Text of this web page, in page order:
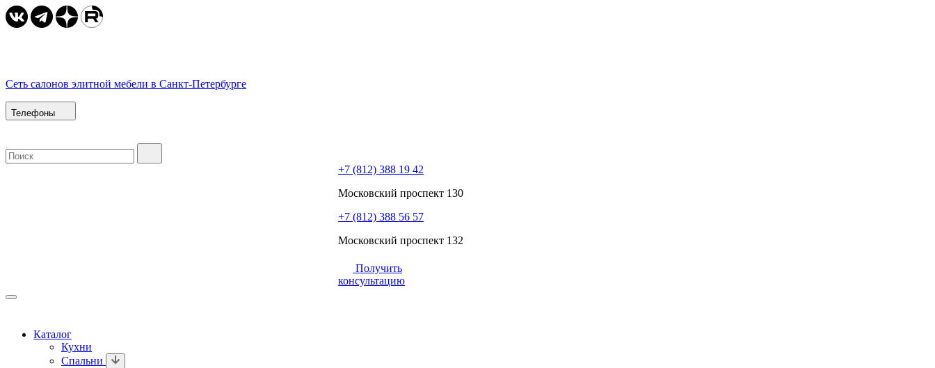
Сеть салонов элитной мебели в Санкт-Петербурге
Телефоны
+7 (812) 388 19 42
Московский проспект 130
+7 (812) 388 56 57
Московский проспект 132
Получить
консультацию
Каталог
Кухни
Спальни